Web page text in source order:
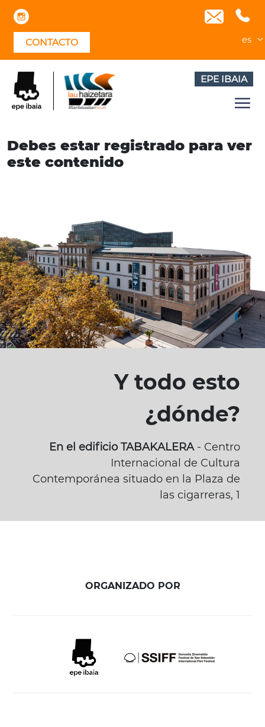
Skip
contentCONTACTO es
EPE IBAIA
Debes estar registrado para ver
este contenido
Y todo esto
¿dónde?
En el edificio TABAKALERA- Centro
Internacional de Cultura
Contemporánea situado en la Plaza de
las cigarreras, 1
ORGANIZADO POR